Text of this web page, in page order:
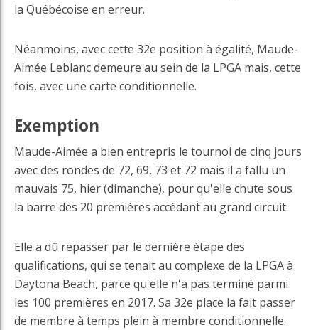
la Québécoise en erreur.
Néanmoins, avec cette 32e position à égalité, Maude-
Aimée Leblanc demeure au sein de la LPGA mais, cette
fois, avec une carte conditionnelle.
Exemption
Maude-Aimée a bien entrepris le tournoi de cinq jours
avec des rondes de 72, 69, 73 et 72 mais il a fallu un
mauvais 75, hier (dimanche), pour qu'elle chute sous
la barre des 20 premières accédant au grand circuit.
Elle a dû repasser par le dernière étape des
qualifications, qui se tenait au complexe de la LPGA à
Daytona Beach, parce qu'elle n'a pas terminé parmi
les 100 premières en 2017. Sa 32e place la fait passer
de membre à temps plein à membre conditionnelle.